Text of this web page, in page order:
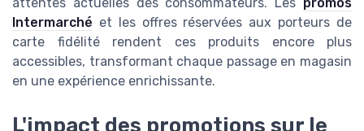
attentes actuelles des consommateurs. Les promos
Intermarché et les offres réservées aux porteurs de
carte fidélité rendent ces produits encore plus
accessibles, transformant chaque passage en magasin
en une expérience enrichissante.
L'impact des promotions sur le